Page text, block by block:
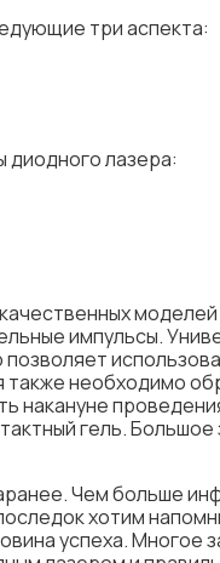
три аспекта:
диодного лазера:
импульсы.
также необходимо
накануне
гель. Большое
Чем больше
хотим
успеха. Многое